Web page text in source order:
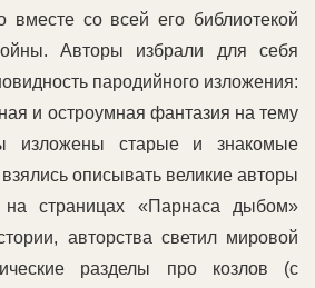
со всей его библиотекой
Авторы избрали для себя
пародийного изложения:
и остроумная фантазия на тему
изложены старые и знакомые
описывать великие авторы
страницах «Парнаса дыбом»
авторства светил мировой
разделы про козлов (с